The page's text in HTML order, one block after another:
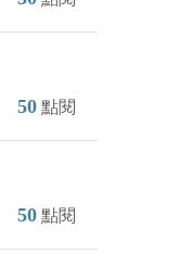
50 點閱
50 點閱